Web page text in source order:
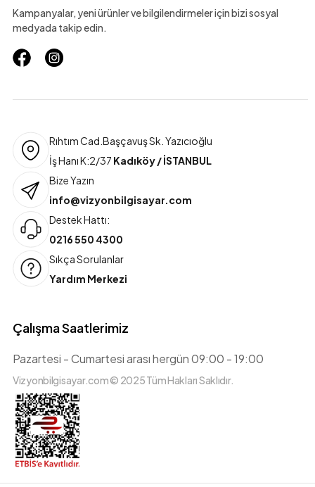
Kampanyalar, yeni ürünler ve bilgilendirmeler için bizi sosyal
medyada takip edin.
Rıhtım Cad.Başçavuş Sk. Yazıcıoğlu
İş Hanı K:2/37 Kadıköy / İSTANBUL
Bize Yazın
info@vizyonbilgisayar.com
Destek Hattı:
0216 550 4300
Sıkça Sorulanlar
Yardım Merkezi
Çalışma Saatlerimiz
Pazartesi - Cumartesi arası hergün 09:00 - 19:00
Vizyonbilgisayar.com © 2025 Tüm Hakları Saklıdır.